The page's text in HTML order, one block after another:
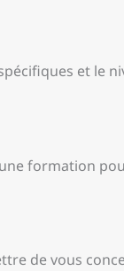
et le
formation
de vous